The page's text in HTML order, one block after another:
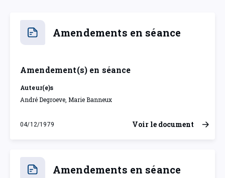
Amendements en séance
Amendement(s) en séance
Auteur(e)s
André Degroeve, Marie Banneux
04/12/1979
mardi 4 décembre 1979
Voir le document
Amendements en séance